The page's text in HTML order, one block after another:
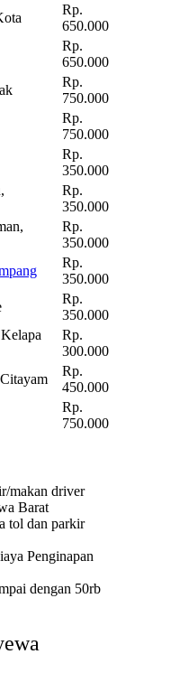
Rp.
650.000
Rp.
650.000
Rp.
750.000
Rp.
750.000
Rp.
350.000
Rp.
350.000
Rp.
350.000
Rp.
350.000
Rp.
350.000
Rp.
300.000
Rp.
450.000
Rp.
750.000
makan driver
Barat
tol dan parkir
Penginapan
dengan 50rb